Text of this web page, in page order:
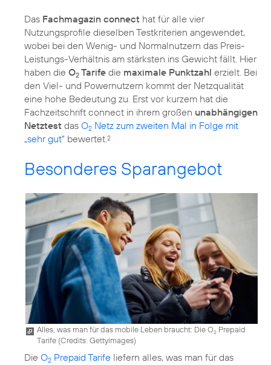
Das Fachmagazin connect hat für alle vier
Nutzungsprofile dieselben Testkriterien angewendet,
wobei bei den Wenig- und Normalnutzern das Preis-
Leistungs-Verhältnis am stärksten ins Gewicht fällt. Hier
haben die O2 Tarife die maximale Punktzahl erzielt. Bei
den Viel- und Powernutzern kommt der Netzqualität
eine hohe Bedeutung zu. Erst vor kurzem hat die
Fachzeitschrift connect in ihrem großen unabhängigen
Netztest das O2 Netz zum zweiten Mal in Folge mit
„sehr gut“ bewertet. 2
Besonderes Sparangebot
Alles, was man für das mobile Leben braucht: Die O2 Prepaid
Tarife (Credits: Gettyimages)
Die O2 Prepaid Tarife liefern alles, was man für das